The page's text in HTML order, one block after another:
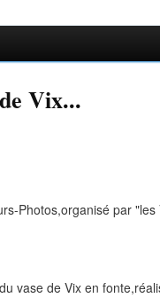
Vix...
Photos,organisé par
vase de Vix en